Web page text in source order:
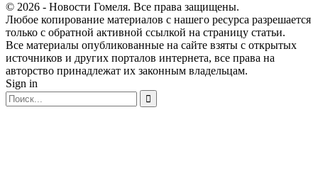
© 2026 - Новости Гомеля. Все права защищены.
Любое копирование материалов с нашего ресурса разрешается
только с обратной активной ссылкой на страницу статьи.
Все материалы опубликованные на сайте взяты с открытых
источников и других порталов интернета, все права на
авторство принадлежат их законным владельцам.
Sign in